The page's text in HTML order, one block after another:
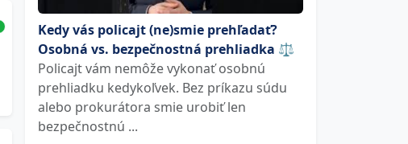
Kedy vás policajt (ne)smie prehľadať?
Osobná vs. bezpečnostná prehliadka ⚖️
Policajt vám nemôže vykonať osobnú
prehliadku kedykoľvek. Bez príkazu súdu
alebo prokurátora smie urobiť len
bezpečnostnú ...